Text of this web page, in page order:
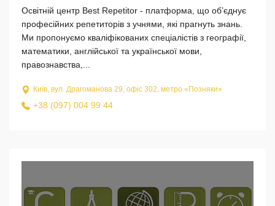
Освітній центр Best Repetitor - платформа, що об’єднує
професійних репетиторів з учнями, які прагнуть знань.
Ми пропонуємо кваліфікованих спеціалістів з географії,
математики, англійської та української мови,
правознавства,...
Київ, вул. Драгоманова 29, офіс 302, метро «Позняки»
+38 (097) 004 99 44